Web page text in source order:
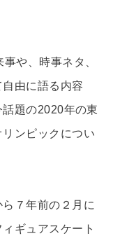
や、時事ネタ、
由に語る内容
題の2020年の東
ンピックについ
７年前の２月に
ギュアスケート